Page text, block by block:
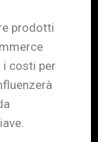
prodotti
i costi per